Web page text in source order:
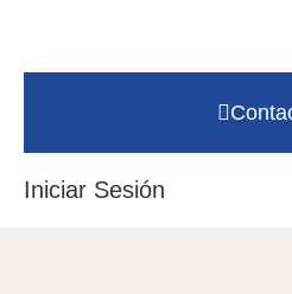
Iniciar Sesión